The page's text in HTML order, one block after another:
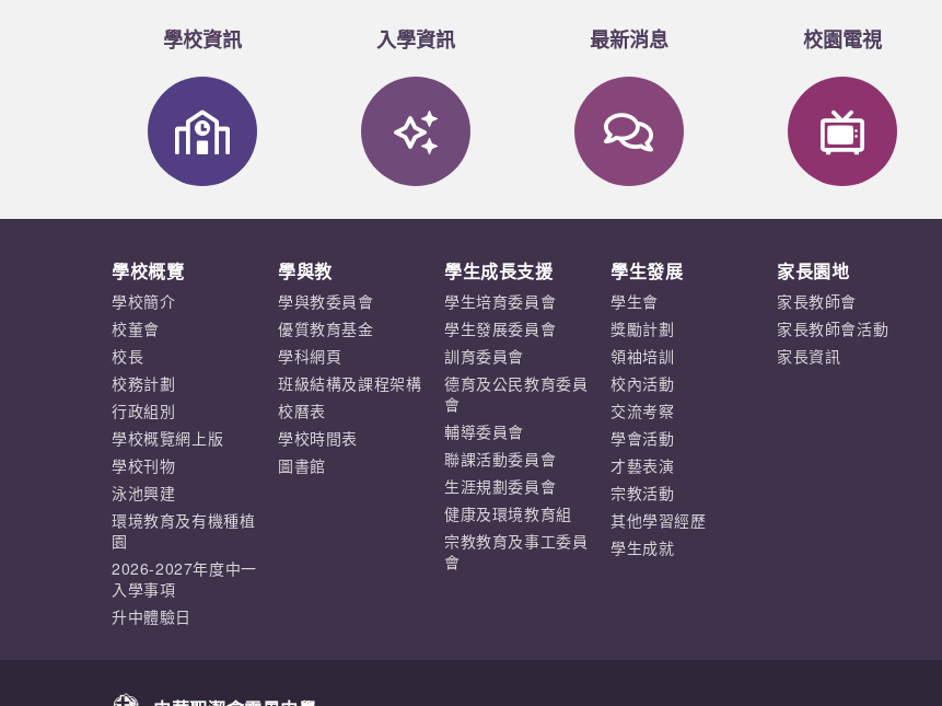
學校資訊 入學資訊 最新消息 校園電視
學校概覽
學校簡介
校董會
校長
校務計劃
行政組別
學校概覽網上版
學校刊物
泳池興建
環境教育及有機種植
園
2026-2027年度中一
入學事項
升中體驗日
學與教
學與教委員會
優質教育基金
學科網頁
班級結構及課程架構
校曆表
學校時間表
圖書館
學生成長支援
學生培育委員會
學生發展委員會
訓育委員會
德育及公民教育委員
會
輔導委員會
聯課活動委員會
生涯規劃委員會
健康及環境教育組
宗教教育及事工委員
會
學生發展
學生會
獎勵計劃
領袖培訓
校內活動
交流考察
學會活動
才藝表演
宗教活動
其他學習經歷
學生成就
家長園地
家長教師會
家長教師會活動
家長資訊